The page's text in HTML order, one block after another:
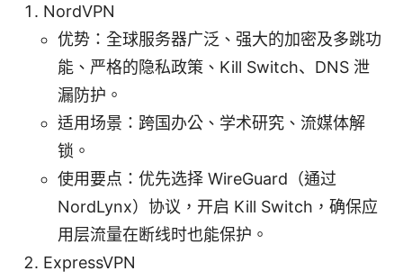
NordVPN
优势：全球服务器广泛、强大的加密及多跳功
能、严格的隐私政策、Kill Switch、DNS 泄
漏防护。
适用场景：跨国办公、学术研究、流媒体解
锁。
使用要点：优先选择 WireGuard（通过
NordLynx）协议，开启 Kill Switch，确保应
用层流量在断线时也能保护。
ExpressVPN